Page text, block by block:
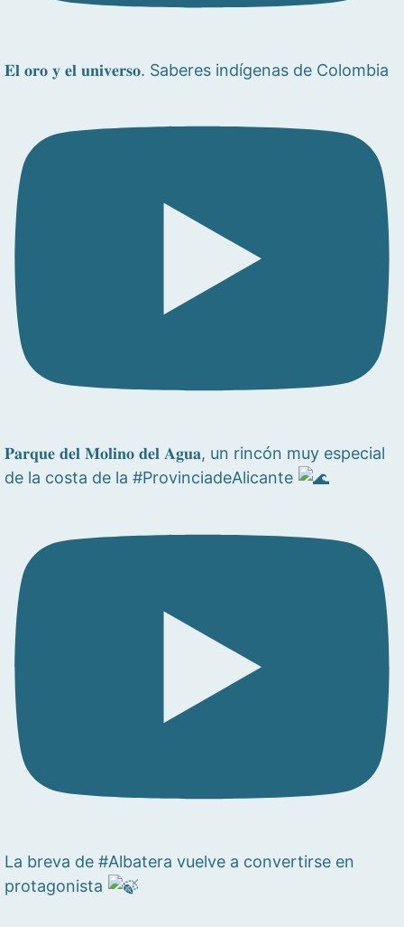
𝐄𝐥 𝐨𝐫𝐨 𝐲 𝐞𝐥 𝐮𝐧𝐢𝐯𝐞𝐫𝐬𝐨. Saberes indígenas de Colombia
𝐏𝐚𝐫𝐪𝐮𝐞 𝐝𝐞𝐥 𝐌𝐨𝐥𝐢𝐧𝐨 𝐝𝐞𝐥 𝐀𝐠𝐮𝐚, un rincón muy especial
de la costa de la #ProvinciadeAlicante
La breva de #Albatera vuelve a convertirse en
protagonista